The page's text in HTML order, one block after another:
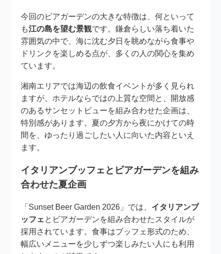
今回のビアガーデンの大きな特徴は、何といって
も江の島を望む景観です。鎌倉らしい落ち着いた
雰囲気の中で、海に沈む夕日を眺めながら食事や
ドリンクを楽しめる点が、多くの人の関心を集め
ています。
湘南エリアでは海辺の飲食イベントが多く見られ
ますが、ホテルならではの上質な空間と、開放感
のあるサンセットビューを組み合わせた企画は、
特別感があります。夏の夕方から夜にかけての時
間を、ゆったり過ごしたい人に向いた内容といえ
ます。
イタリアンブッフェとビアガーデンを組み
合わせた夏企画
「Sunset Beer Garden 2026」では、 イタリアンブ
ッフェとビアガーデンを組み合わせたスタイルが
採用されています。食事はブッフェ形式のため、
幅広いメニューを少しずつ楽しみたい人にも利用